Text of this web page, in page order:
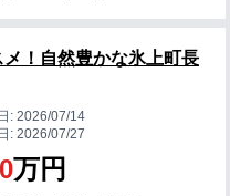
メ！自然豊かな氷上町長
:2026/07/14
:2026/07/27
万円